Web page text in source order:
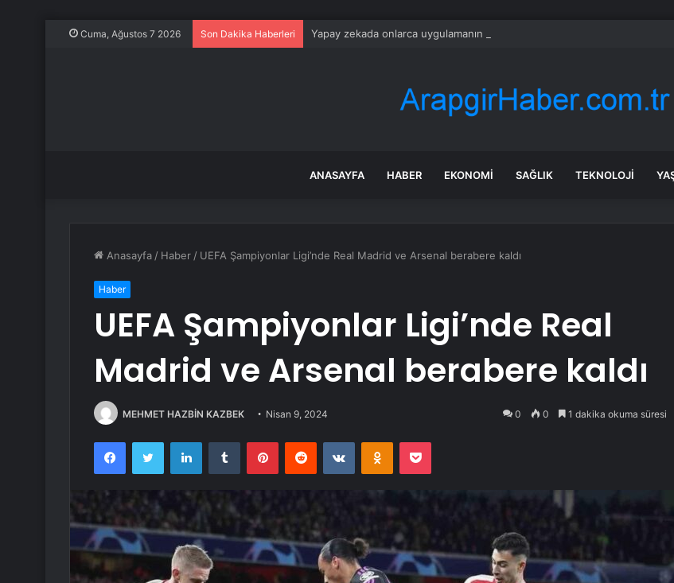
Cuma, Ağustos 7 2026 Son Dakika Haberleri Yapay zekada onlarca uygulamanın yerini tek asistan alabilir
ANASAYFA HABER EKONOMI SAĞLIK TEKNOLOJI
Anasayfa / Haber / UEFA Şampiyonlar Ligi’nde Real Madrid ve Arsenal berabere kaldı
Haber
UEFA Şampiyonlar Ligi’nde Real
Madrid ve Arsenal berabere kaldı
MEHMET HAZBİN KAZBEK Nisan 9, 2024 0 0 1 dakika okuma süresi
FacebookTwitter LinkedInTumblr PinterestReddit VKontakteOdnoklassniki
Pocket